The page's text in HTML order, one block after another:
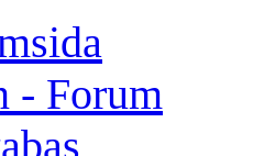
- Forum